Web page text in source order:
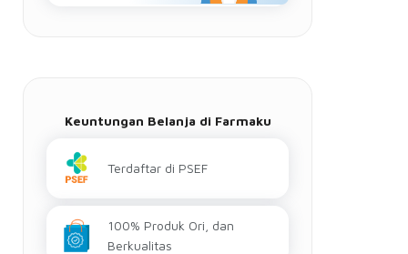
Keuntungan Belanja di Farmaku
Terdaftar di PSEF
100% Produk Ori, dan
Berkualitas